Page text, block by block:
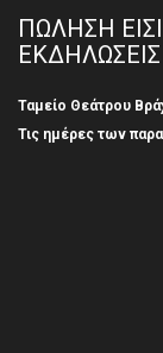
ΠΩΛΗΣΗ
ΕΚΔΗΛΩΣΕΙΣ
Ταμείο Θεάτρου
Τις ημέρες των